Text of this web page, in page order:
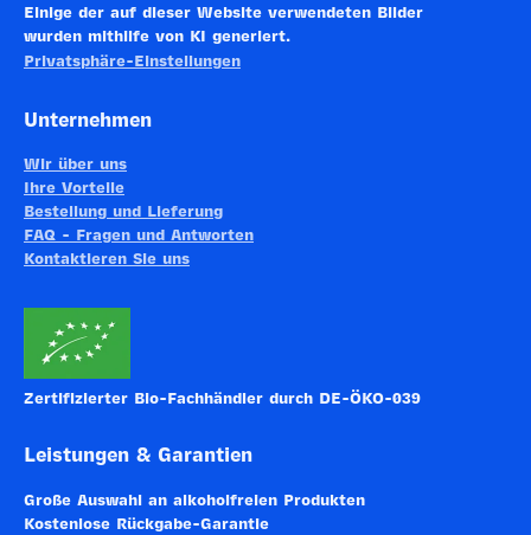
Einige der auf dieser Website verwendeten Bilder
wurden mithilfe von KI generiert.
Privatsphäre-Einstellungen
Unternehmen
Wir über uns
Ihre Vorteile
Bestellung und Lieferung
FAQ - Fragen und Antworten
Kontaktieren Sie uns
Zertifizierter Bio-Fachhändler durch DE-ÖKO-039
Leistungen & Garantien
Große Auswahl an alkoholfreien Produkten
Kostenlose Rückgabe-Garantie